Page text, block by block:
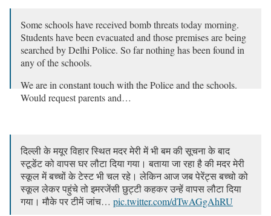
Some schools have received bomb threats today morning.
Students have been evacuated and those premises are being
searched by Delhi Police. So far nothing has been found in
any of the schools.
We are in constant touch with the Police and the schools.
Would request parents and…
दिल्ली के मयूर विहार स्थित मदर मेरी में भी बम की सूचना के बाद
स्टूडेंट को वापस घर लौटा दिया गया। बताया जा रहा है की मदर मेरी
स्कूल में बच्चों के टेस्ट भी चल रहे। लेकिन आज जब पेरेंट्स बच्चो को
स्कूल लेकर पहुंचे तो इमरजेंसी छुट्टी कहकर उन्हें वापस लौटा दिया
गया। मौके पर टीमें जांच… pic.twitter.com/dTwAGgAhRU